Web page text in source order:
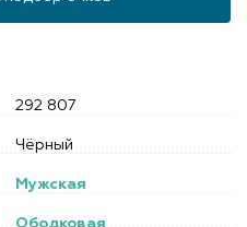
292 807
Чёрный
Мужская
Ободковая